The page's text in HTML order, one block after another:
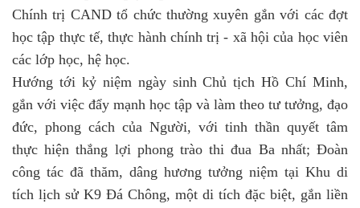
Chính trị CAND tổ chức thường xuyên gắn với các đợt
học tập thực tế, thực hành chính trị - xã hội của học viên
các lớp học, hệ học.
Hướng tới kỷ niệm ngày sinh Chủ tịch Hồ Chí Minh,
gắn với việc đẩy mạnh học tập và làm theo tư tưởng, đạo
đức, phong cách của Người, với tinh thần quyết tâm
thực hiện thắng lợi phong trào thi đua Ba nhất; Đoàn
công tác đã thăm, dâng hương tưởng niệm tại Khu di
tích lịch sử K9 Đá Chông, một di tích đặc biệt, gắn liền